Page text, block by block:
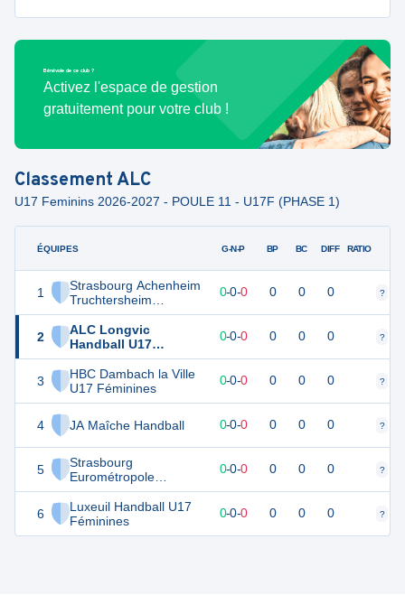
Bénévole de ce club ?
Activez l'espace de gestion
gratuitement pour votre club !
ClassementALC
U17 Feminins 2026-2027 - POULE 11 - U17F (PHASE 1)
ÉQUIPES
1
Strasbourg Achenheim
Truchtersheim
Handball U17
Féminines
2
ALC Longvic
Handball U17
Féminines
3
HBC Dambach la Ville
U17 Féminines
4 JA Maîche Handball
5
Strasbourg
Eurométropole
Handball U17
Féminines
6
Luxeuil Handball U17
Féminines
G-N-P BP BC DIFF RATIO
0 0 0-0-0 0 0 0 ?
0-0-0 0 0 0 ?
0 0 0-0-0 0 0 0 ?
0 0-0-0 0 0 0 ?
0-0-0 0 0 0 ?
0 0-0-0 0 0 0 ?